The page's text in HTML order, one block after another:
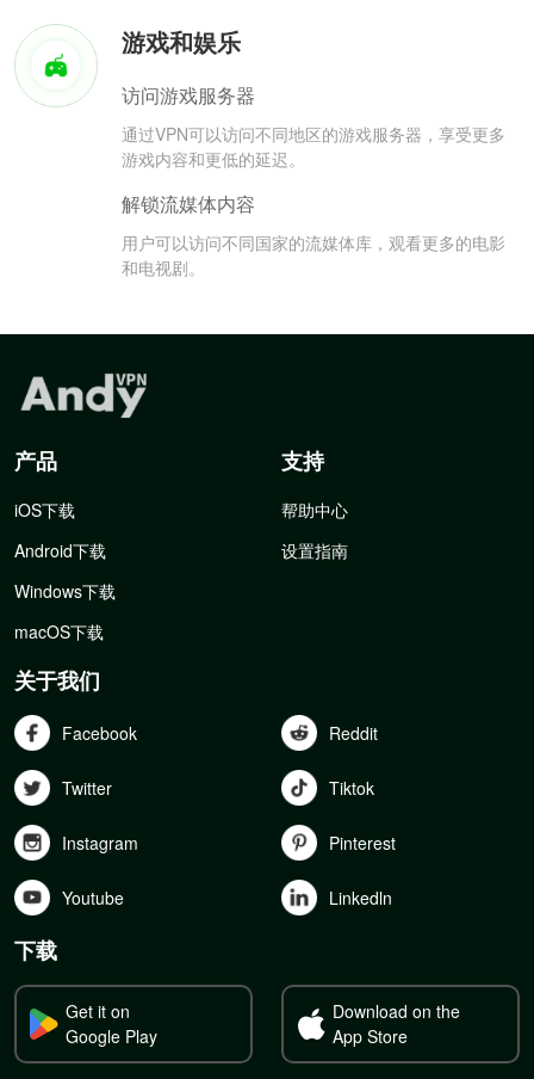
游戏和娱乐
访问游戏服务器
通过VPN可以访问不同地区的游戏服务器，享受更多
游戏内容和更低的延迟。
解锁流媒体内容
用户可以访问不同国家的流媒体库，观看更多的电影
和电视剧。
产品
iOS下载
Android下载
Windows下载
macOS下载
支持
帮助中心
设置指南
关于我们
Facebook Reddit
Twitter Tiktok
Instagram Pinterest
Youtube Linkedln
下载
Get it on
Google Play
Download on the
App Store